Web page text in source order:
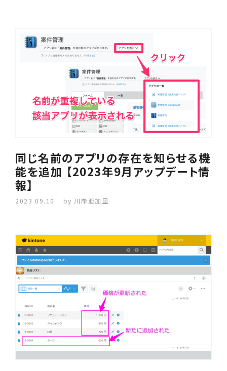
同じ名前のアプリの存在を知らせる機
能を追加 【2023年9月アップデート情
報】
2023.09.10 by 川岸亜加里